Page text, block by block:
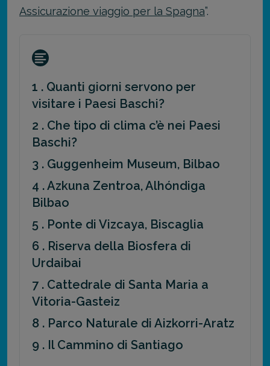
Assicurazione viaggio per la Spagna”.
1 . Quanti giorni servono per
visitare i Paesi Baschi?
2 . Che tipo di clima c’è nei Paesi
Baschi?
3 . Guggenheim Museum, Bilbao
4 . Azkuna Zentroa, Alhóndiga
Bilbao
5 . Ponte di Vizcaya, Biscaglia
6 . Riserva della Biosfera di
Urdaibai
7 . Cattedrale di Santa Maria a
Vitoria-Gasteiz
8 . Parco Naturale di Aizkorri-Aratz
9 . Il Cammino di Santiago